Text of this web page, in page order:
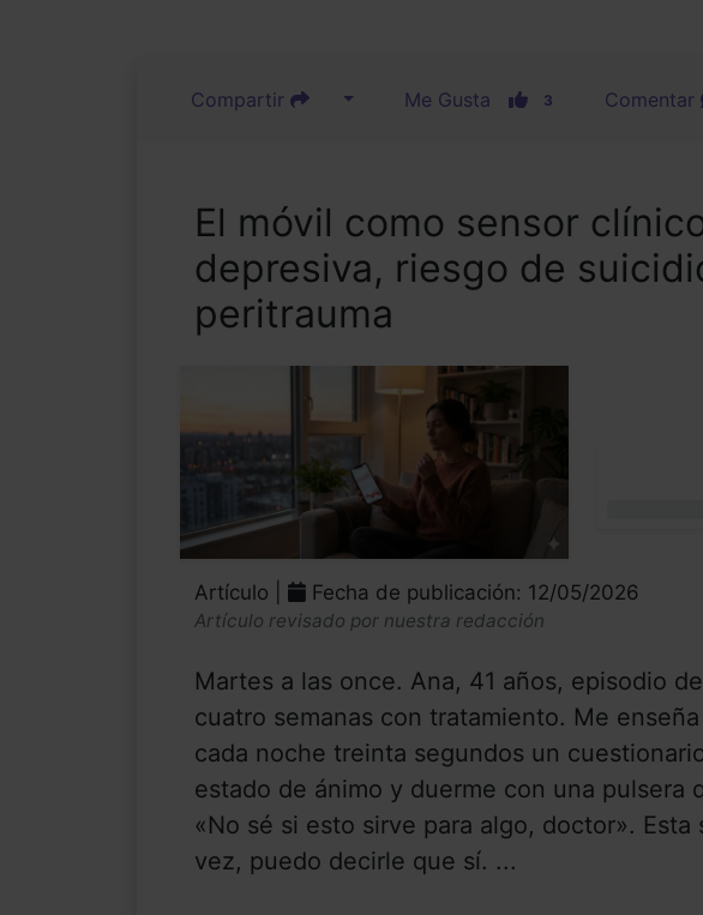
Compartir Me Gusta 3 Comentar
El móvil como sensor
depresiva, riesgo de
peritrauma
Artículo | Fecha de publicación: 12/05/2026
Artículo revisado por nuestra redacción
Martes a las once. Ana, 41 años, episodio
cuatro semanas con tratamiento. Me
cada noche treinta segundos un
estado de ánimo y duerme con una pulsera
«No sé si esto sirve para algo, doctor». Esta
vez, puedo decirle que sí. ...